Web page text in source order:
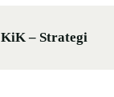
KiK – Strategi